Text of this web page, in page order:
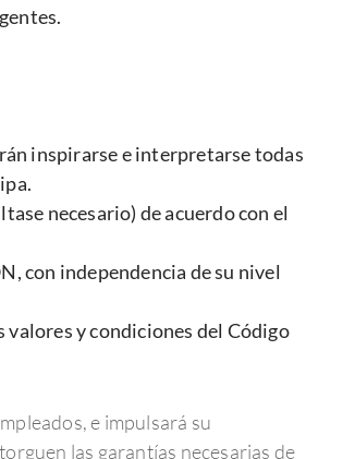
inspirarse e interpretarse todas
necesario) de acuerdo con el
con independencia de su nivel
y condiciones del Código
e impulsará su
las garantías necesarias de